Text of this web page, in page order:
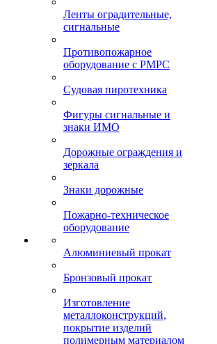
Ленты оградительные,
сигнальные
Противопожарное
оборудование с РМРС
Судовая пиротехника
Фигуры сигнальные и
знаки ИМО
Дорожные ограждения и
зеркала
Знаки дорожные
Пожарно-техническое
оборудование
Алюминиевый прокат
Бронзовый прокат
Изготовление
металлоконструкций,
покрытие изделий
полимерным материалом